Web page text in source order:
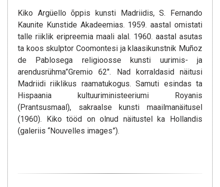
Kiko Argüello õppis kunsti Madriidis, S. Fernando
Kaunite Kunstide Akadeemias. 1959. aastal omistati
talle riiklik eripreemia maali alal. 1960. aastal asutas
ta koos skulptor Coomontesi ja klaasikunstnik Muñoz
de Pablosega religioosse kunsti uurimis- ja
arendusrühma”Gremio 62″. Nad korraldasid näitusi
Madriidi riiklikus raamatukogus. Samuti esindas ta
Hispaania kultuuriministeeriumi Royanis
(Prantsusmaal), sakraalse kunsti maailmanäitusel
(1960). Kiko tööd on olnud näitustel ka Hollandis
(galeriis “Nouvelles images”).